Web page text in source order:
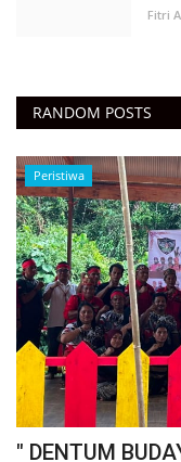
Fitri
RANDOM POSTS
Peristiwa
" DENTUM